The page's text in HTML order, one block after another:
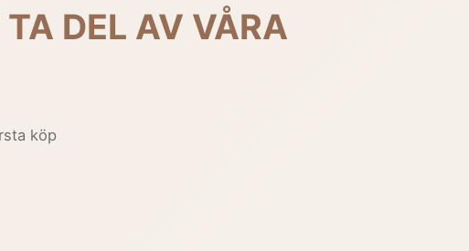
DEL AV VÅRA
köp